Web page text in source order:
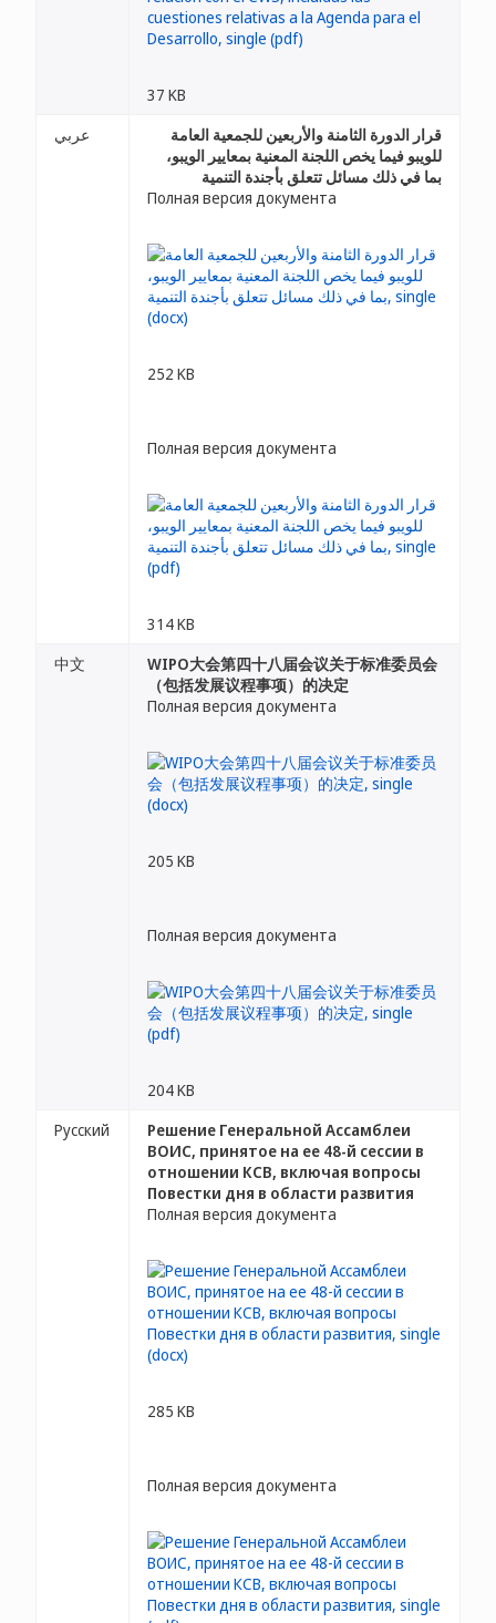
37 KB
عربي
قرار الدورة الثامنة والأربعين للجمعية العامة
للويبو فيما يخص اللجنة المعنية بمعايير الويبو،
بما في ذلك مسائل تتعلق بأجندة التنمية
Полная версия документа
252 KB
Полная версия документа
314 KB
中文
WIPO大会第四十八届会议关于标准委员会
（包括发展议程事项）的决定
Полная версия документа
205 KB
Полная версия документа
204 KB
Русский
Решение Генеральной Ассамблеи
ВОИС, принятое на ее 48-й сессии в
отношении КСВ, включая вопросы
Повестки дня в области развития
Полная версия документа
285 KB
Полная версия документа